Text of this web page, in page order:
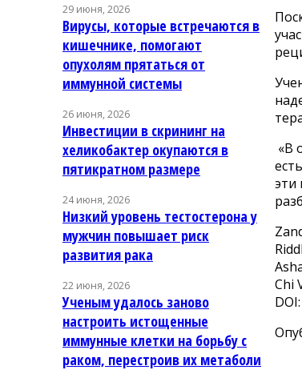
«В
эти
Chi
DOI:
29 июня, 2026
Вирусы, которые встречаются в
кишечнике, помогают
опухолям прятаться от
иммунной системы
26 июня, 2026
Инвестиции в скрининг на
хеликобактер окупаются в
пятикратном размере
24 июня, 2026
Низкий уровень тестостерона у
мужчин повышает риск
развития рака
22 июня, 2026
Ученым удалось заново
настроить истощенные
иммунные клетки на борьбу с
раком, перестроив их метаболи